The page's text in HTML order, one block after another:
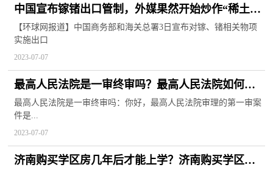
中国宣布镓锗出口管制，外媒果然开始炒作“稀土担
忧”
【环球网报道】中国商务部和海关总署3日宣布对镓、锗相关物项
实施出口
2023-07-07
最高人民法院是一审终审吗？最高人民法院如何查
询被执行人？
最高人民法院是一审终审吗：你好，最高人民法院审理的第一审案
件是...
2023-07-07
济南购买学区房几年后才能上学？济南购买学区房